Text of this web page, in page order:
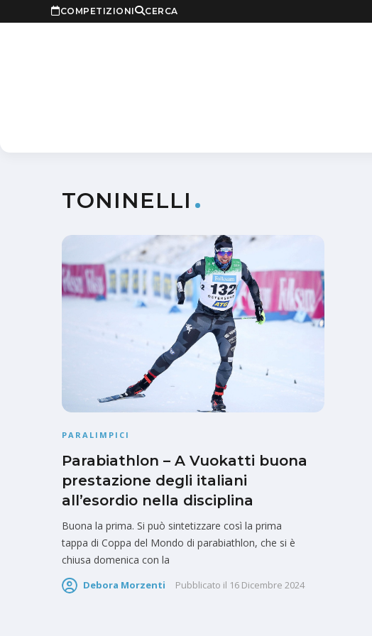
COMPETIZIONI CERCA
TONINELLI
PARALIMPICI
Parabiathlon – A Vuokatti buona
prestazione degli italiani
all’esordio nella disciplina
Buona la prima. Si può sintetizzare così la prima
tappa di Coppa del Mondo di parabiathlon, che si è
chiusa domenica con la
Debora Morzenti Pubblicato il 16 Dicembre 2024